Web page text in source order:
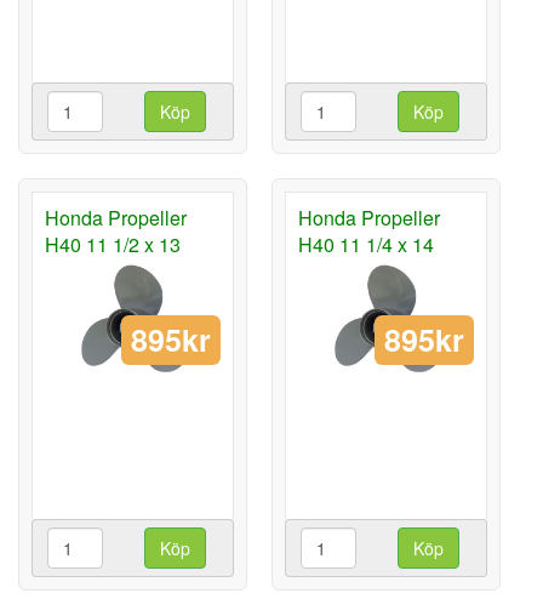
Köp Köp
Honda Propeller
H40 11 1/2 x 13
895kr
Köp
Honda Propeller
H40 11 1/4 x 14
895kr
Köp